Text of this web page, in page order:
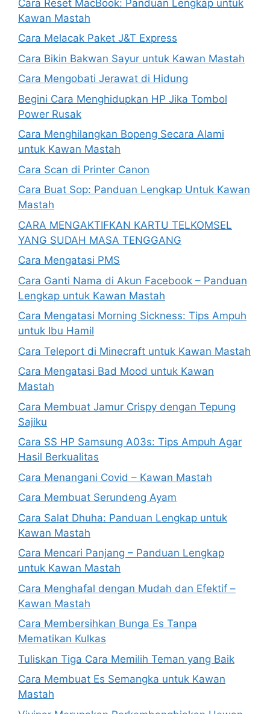
Cara Reset MacBook: Panduan Lengkap untuk
Kawan Mastah
Cara Melacak Paket J&T Express
Cara Bikin Bakwan Sayur untuk Kawan Mastah
Cara Mengobati Jerawat di Hidung
Begini Cara Menghidupkan HP Jika Tombol
Power Rusak
Cara Menghilangkan Bopeng Secara Alami
untuk Kawan Mastah
Cara Scan di Printer Canon
Cara Buat Sop: Panduan Lengkap Untuk Kawan
Mastah
CARA MENGAKTIFKAN KARTU TELKOMSEL
YANG SUDAH MASA TENGGANG
Cara Mengatasi PMS
Cara Ganti Nama di Akun Facebook – Panduan
Lengkap untuk Kawan Mastah
Cara Mengatasi Morning Sickness: Tips Ampuh
untuk Ibu Hamil
Cara Teleport di Minecraft untuk Kawan Mastah
Cara Mengatasi Bad Mood untuk Kawan
Mastah
Cara Membuat Jamur Crispy dengan Tepung
Sajiku
Cara SS HP Samsung A03s: Tips Ampuh Agar
Hasil Berkualitas
Cara Menangani Covid – Kawan Mastah
Cara Membuat Serundeng Ayam
Cara Salat Dhuha: Panduan Lengkap untuk
Kawan Mastah
Cara Mencari Panjang – Panduan Lengkap
untuk Kawan Mastah
Cara Menghafal dengan Mudah dan Efektif –
Kawan Mastah
Cara Membersihkan Bunga Es Tanpa
Mematikan Kulkas
Tuliskan Tiga Cara Memilih Teman yang Baik
Cara Membuat Es Semangka untuk Kawan
Mastah